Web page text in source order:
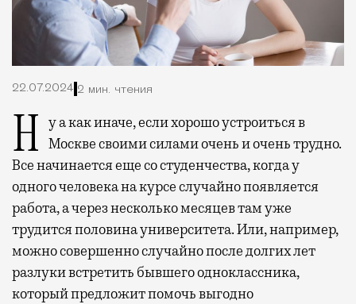
22.07.2024 2 мин. чтения
Ну а как иначе, если хорошо устроиться в Москве своими силами очень и очень трудно.
Все начинается еще со студенчества, когда у
одного человека на курсе случайно появляется
работа, а через несколько месяцев там уже
трудится половина университета.Или, например,
можно совершенно случайно после долгих лет
разлуки встретить бывшего одноклассника,
который предложит помочь выгодно